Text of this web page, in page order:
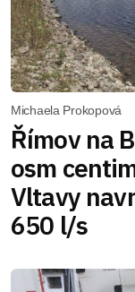
Michaela Prokopová
Římov na
osm
Vltavy
650 l/s